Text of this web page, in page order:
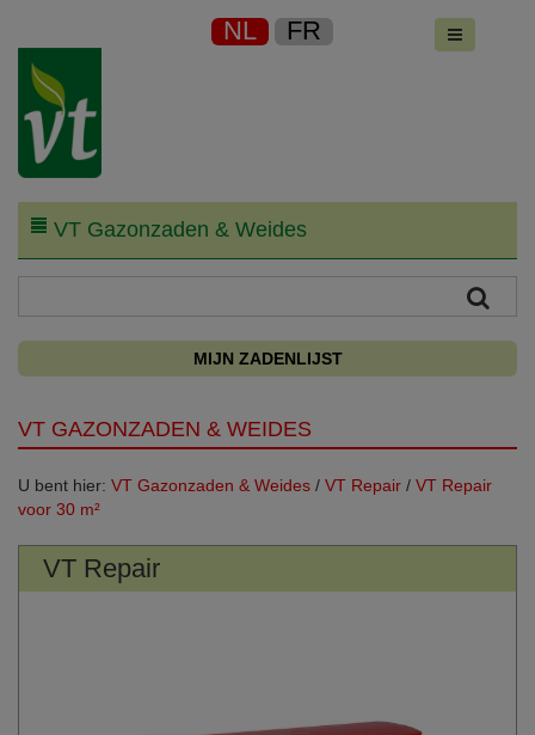
NL FR
VT Gazonzaden & Weides
MIJN ZADENLIJST
VT GAZONZADEN & WEIDES
U bent hier: VT Gazonzaden & Weides / VT Repair / VT Repair
voor 30 m²
VT Repair